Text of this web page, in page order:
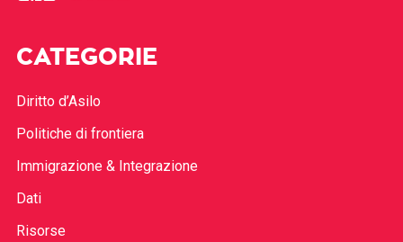
CATEGORIE
Diritto d’Asilo
Politiche di frontiera
Immigrazione & Integrazione
Dati
Risorse